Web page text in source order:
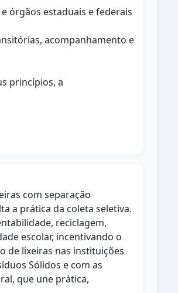
órgãos estaduais e federais
acompanhamento e
princípios, a
com separação
a prática da coleta seletiva.
reciclagem,
escolar, incentivando o
de lixeiras nas instituições
Sólidos e com as
que une prática,